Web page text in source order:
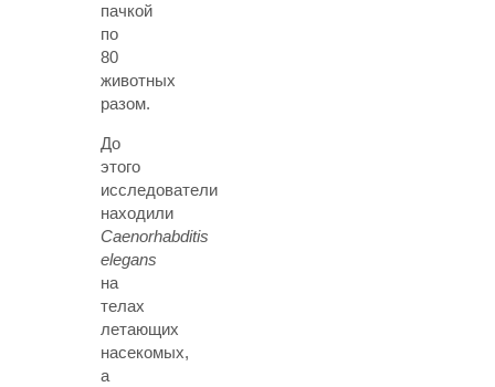
пачкой
по
80
животных
разом.
До
этого
исследователи
находили
Caenorhabditis
elegans
на
телах
летающих
насекомых,
а